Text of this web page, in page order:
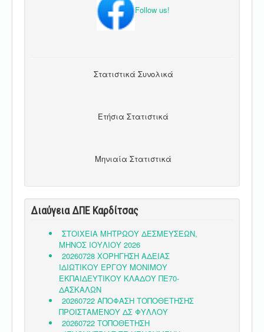
Follow us!
Στατιστικά Συνολικά
Ετήσια Στατιστικά
Μηνιαία Στατιστικά
Διαύγεια ΔΠΕ Καρδίτσας